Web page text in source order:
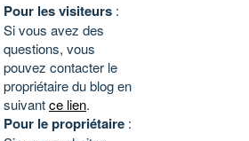
Pour les visiteurs :
Si vous avez des
questions, vous
pouvez contacter le
propriétaire du blog en
suivantce lien.
Pour le propriétaire :